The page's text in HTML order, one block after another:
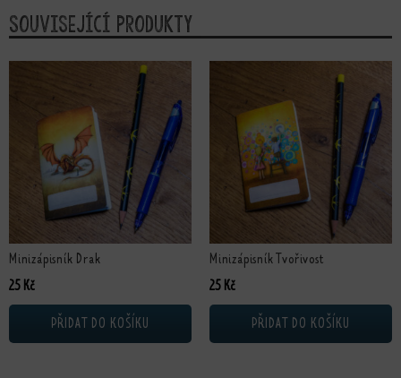
Související produkty
Minizápisník Drak
25 Kč
PŘIDAT DO KOŠÍKU
Minizápisník Tvořivost
25 Kč
PŘIDAT DO KOŠÍKU